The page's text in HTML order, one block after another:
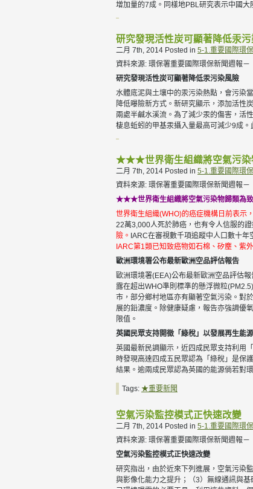
增加量的7成。同樣地PBL研究表示中國
研究發現活性炭可顯著降低汞
二月 7th, 2014 Posted in 5-1.重要國際環
資料來源: 環保署重要國際環保新聞週報－
研究發現活性炭可顯著降低汞污染風險
水體底泥與土壤中的汞污染熱點，會污染
降低曝險新方式。新研究顯示，添加活性
兩處半鹹水溪流。為了減少汞的傷害，活
棲息蚯蚓的甲基汞攝入量最高可減少9成
★★★世界衛生組織將空氣污
二月 7th, 2014 Posted in 5-1.重要國際環
資料來源: 環保署重要國際環保新聞週報－
★★★世界衛生組織將空氣污染物歸類
世界衛生組織(WHO)的癌症機構日前表示
22萬3,000人死於肺癌，也有令人信服的
險。 IARC在審視數千項追蹤中人口數十年
IARC第1類已知致癌物如石棉、矽塵、紫
歐洲環境署公布最新歐洲空品評估報告
歐洲環境署(EEA)公布最新歐洲空品評估
露在超出WHO準則標準的懸浮微粒
市，部分鄉村地區亦有顯著空氣污染。對
展的鉛濃度。除健康疑慮，報告亦強調優
限值。
英國民眾支持開徵「綠稅」以發展再生能源
英國最新民調顯示，近四成民眾支持利用
時發現高達四成五民眾認為「綠稅」是保
結果。逾兩成民眾認為英國的能源倘若對
Tags: ★重要新聞
空氣污染監控模式正快速改變
二月 7th, 2014 Posted in 5-1.重要國際環
資料來源: 環保署重要國際環保新聞週報－
空氣污染監控模式正快速改變
研究指出，由於近來下列進展，空氣污染
與影像化能力之提升；（3）無線通訊與